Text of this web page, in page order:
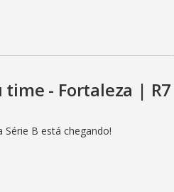
time - Fortaleza | R7
B está chegando!